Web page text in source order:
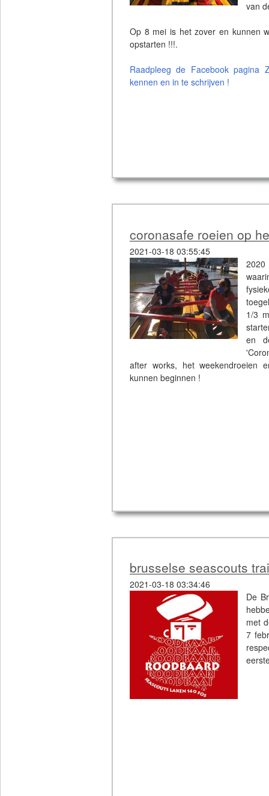
van
Op 8 mei is het zover en kunnen
opstarten !!!.
Raadpleeg de Facebook pagina
kennen en in te schrijven !
coronasafe roeien op
2021-03-18 03:55:45
2020
1/3
en
after works, het weekendroeien
kunnen beginnen !
brusselse seascouts
2021-03-18 03:34:46
De
met
7